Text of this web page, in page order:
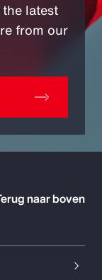
latest
from our
naar boven